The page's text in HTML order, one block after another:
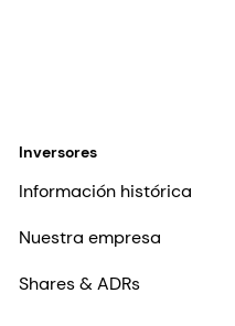
Inversores
Información histórica
Nuestra empresa
Shares & ADRs